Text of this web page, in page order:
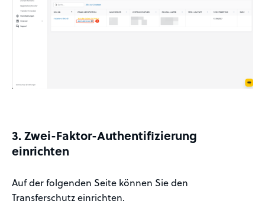
3. Zwei-Faktor-Authentifizierung
einrichten
Auf der folgenden Seite können Sie den
Transferschutz einrichten.